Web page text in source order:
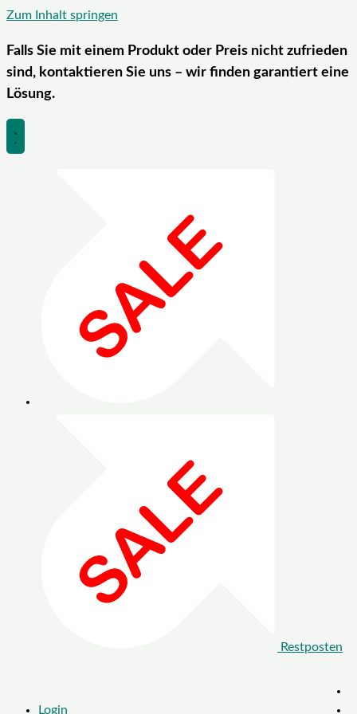
Zum Inhalt springen
Falls Sie mit einem Produkt oder Preis nicht zufrieden
sind, kontaktieren Sie uns – wir finden garantiert eine
Lösung.
Restposten
Login